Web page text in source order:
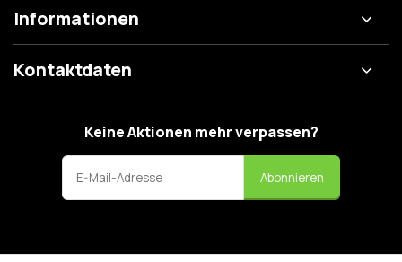
Informationen
Kontaktdaten
Keine Aktionen mehr verpassen?
Abonnieren